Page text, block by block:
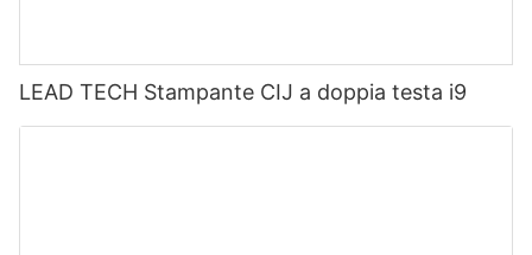
LEAD TECH Stampante CIJ a doppia testa i9